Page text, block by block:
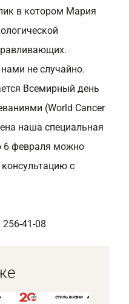
в котором Мария
не случайно.
Всемирный день
(World Cancer
наша специальная
6 февраля можно
с
41-08